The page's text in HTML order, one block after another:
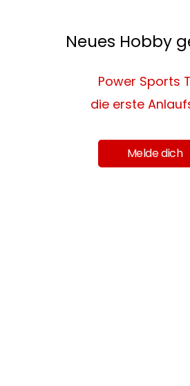
Neues Hobby
Power Sports
die erste
Melde dich